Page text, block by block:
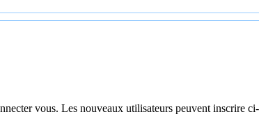
vous. Les nouveaux utilisateurs peuvent inscrire ci-